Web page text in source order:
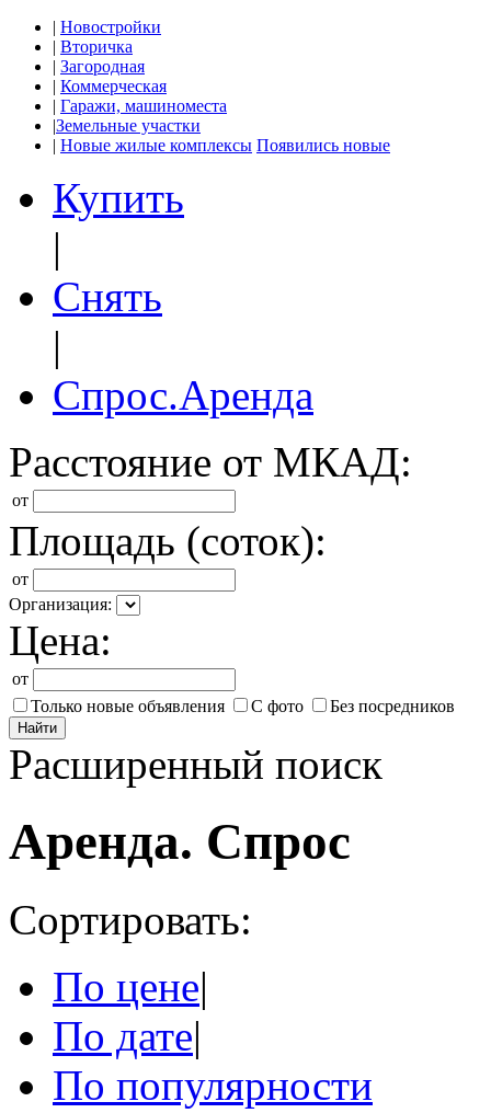
| Новостройки
| Вторичка
| Загородная
| Коммерческая
| Гаражи, машиноместа
|Земельные участки
| Новые жилые комплексы Появились новые
Купить
|
Снять
|
Спрос.Аренда
Расстояние от МКАД:
от
Площадь (соток):
от
Организация:
Цена:
от
Только новые объявления
С фото Без посредников
Найти
Расширенный поиск
Аренда. Спрос
Сортировать:
По цене|
По дате|
По популярности